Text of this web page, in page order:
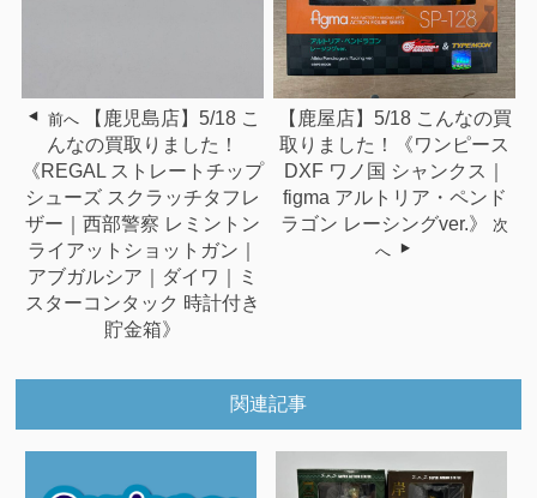
前へ
【鹿児島店】5/18 こ
んなの買取りました！
《REGAL ストレートチップ
シューズ スクラッチタフレ
ザー｜西部警察 レミントン
ライアットショットガン｜
アブガルシア｜ダイワ｜ミ
スターコンタック 時計付き
貯金箱》
【鹿屋店】5/18 こんなの買
取りました！《ワンピース
DXF ワノ国 シャンクス｜
figma アルトリア・ペンド
ラゴン レーシングver.》
次
へ
関連記事